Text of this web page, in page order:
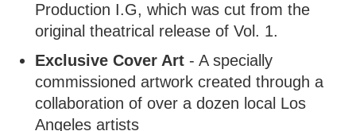
Production I.G, which was cut from the
original theatrical release of Vol. 1.
Exclusive Cover Art - A specially
commissioned artwork created through a
collaboration of over a dozen local Los
Angeles artists